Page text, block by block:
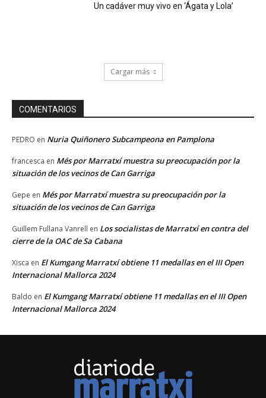
Un cadáver muy vivo en ‘Ágata y Lola’
Cargar más
COMENTARIOS
PEDRO en Nuria Quiñonero Subcampeona en Pamplona
francesca en Més por Marratxí muestra su preocupación por la
situación de los vecinos de Can Garriga
Gepe en Més por Marratxí muestra su preocupación por la
situación de los vecinos de Can Garriga
Guillem Fullana Vanrell en Los socialistas de Marratxí en contra del
cierre de la OAC de Sa Cabana
Xisca en El Kumgang Marratxí obtiene 11 medallas en el III Open
Internacional Mallorca 2024
Baldo en El Kumgang Marratxí obtiene 11 medallas en el III Open
Internacional Mallorca 2024